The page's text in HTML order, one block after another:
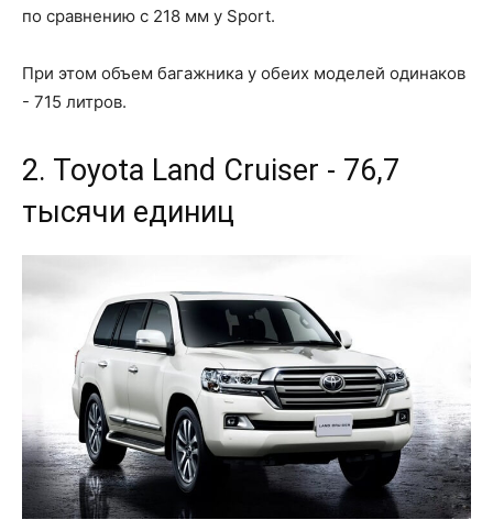
по сравнению с 218 мм у Sport.
При этом объем багажника у обеих моделей одинаков
- 715 литров.
2. Toyota Land Cruiser - 76,7
тысячи единиц